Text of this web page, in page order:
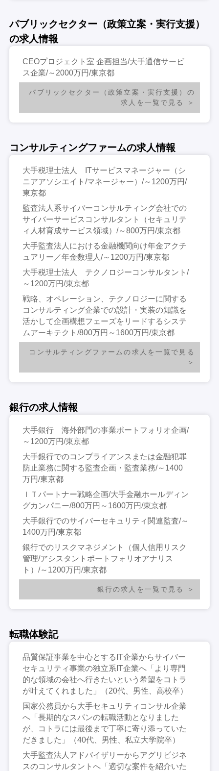
パブリックセクター（政策立案・実行支援）
の求人情報
CEOプロジェクト室 企画担当/大手通信サービ
ス企業/～2000万円/東京都
パブリックセクター（政策立案・実行支援）の
求人を一覧で見る
コンサルティングファームの求人情報
大手税理士法人 ITサービスマネージャー（シ
ニアアソシエイト/マネージャー）/～1200万円/
東京都
監査法人系サイバーコンサルティング会社での
サイバーサービスコンサルタント（セキュリテ
ィ人材育成サービス領域）/～800万円/東京都
大手監査法人における金融機関向け年金アクチ
ュアリー／年金数理人/～1200万円/東京都
大手税理士法人 テクノロジーコンサルタント/
～1200万円/東京都
戦略、オペレーション、テクノロジーに関する
コンサルティング企業での設計・実装の知識を
活かして企画構想フェーズをリードするシステ
ムアーキテクト/800万円～1600万円/東京都
コンサルティングファームの求人を一覧で見る
銀行の求人情報
大手銀行 海外部門の事業ポートフォリオ企画/
～1200万円/東京都
大手銀行でのコンプライアンスまたは金融犯罪
防止業務に関する監査企画・監査業務/～1400
万円/東京都
ＩＴパートナー戦略企画/大手金融ホールディン
グカンパニー/800万円～1600万円/東京都
大手銀行でのサイバーセキュリティ関連監査/～
1400万円/東京都
銀行でのリスクマネジメント（個人信用リスク
管理/アシスタントポートフォリオアナリス
ト）/～1200万円/東京都
銀行の求人を一覧で見る
転職体験記
品質保証事業を中心とするIT企業からサイバー
セキュリティ事業の独立系IT企業へ「より専門
的な領域の会社へ行きたいという希望をコトラ
が叶えてくれました」（20代、男性、高校卒）
国家公務員から大手セキュリティコンサル企業
へ「長期的なスパンの転職活動となりました
が、コトラには最後まで丁寧に寄り添っていた
だきました」（40代、男性、私立大学院卒）
大手監査法人アドバイザリーからアグリビジネ
スのコンサルタントへ「適切な案件を紹介いた